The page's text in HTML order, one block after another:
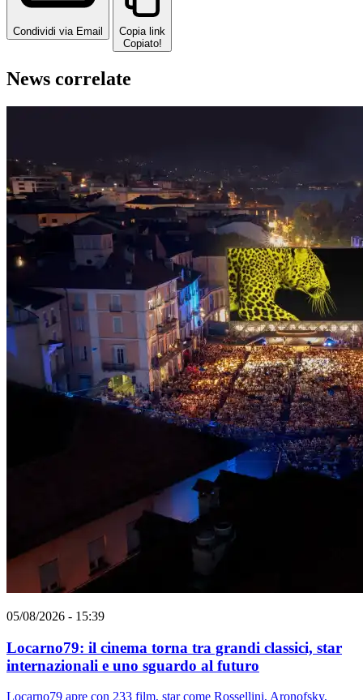
Condividi via Email
Copia link
Copiato!
News correlate
05/08/2026 - 15:39
Locarno79: il cinema torna tra grandi classici, star
internazionali e uno sguardo al futuro
Locarno79 apre con 233 film, star come Rossellini, Aronofsky,